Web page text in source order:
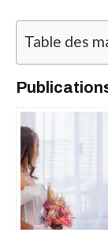
Table des